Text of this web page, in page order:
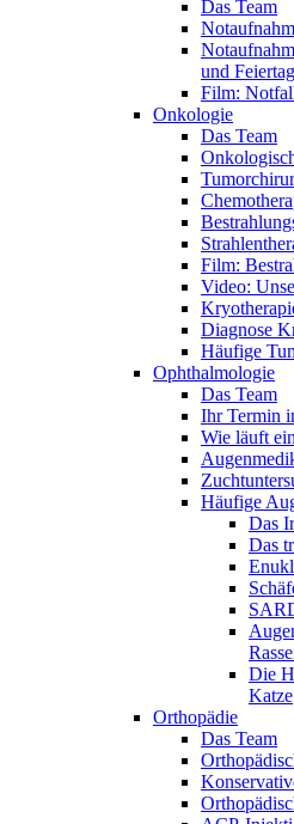
Das Team
und
Film:
Onkologie
Das Team
Film:
Video:
Diagnose
Häufige
Ophthalmologie
Das Team
Ihr Termin
Wie läuft
Häufige
Das
Das
Die
Katze
Orthopädie
Das Team